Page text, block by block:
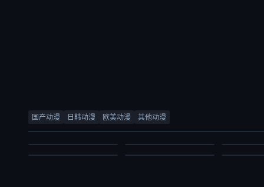
国产动漫 日韩动漫 欧美动漫 其他动漫
日韩动漫
2026/日本
2026-07-03
日韩动漫
2026/日本
2026-07-03
2026/日本
内详
国产动漫
2024/大陆
国产动漫
2021/大陆
国产动漫
2026/大陆